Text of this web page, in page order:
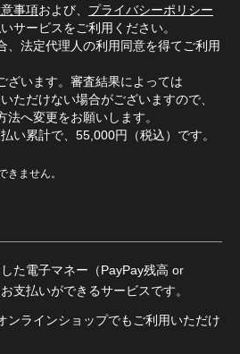
事項および、 プライバシーポリシー
サービスをご利用ください。
、法定代理人の利用同意を得てご利用
ざいます。審査結果によっては
ただけない場合がございますので、
へ変更をお願いします。
い累計で、55,000円（税込）です。
ません。
た電子マネー（PayPay残高 or
支払いができるサービスです。
ンラインショップでもご利用いただけ